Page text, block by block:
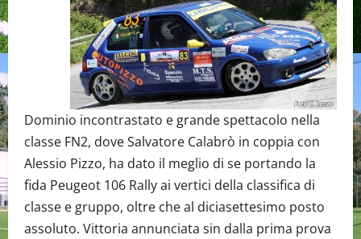
Dominio incontrastato e grande spettacolo nella
classe FN2, dove Salvatore Calabrò in coppia con
Alessio Pizzo, ha dato il meglio di se portando la
fida Peugeot 106 Rally ai vertici della classifica di
classe e gruppo, oltre che al diciasettesimo posto
assoluto. Vittoria annunciata sin dalla prima prova